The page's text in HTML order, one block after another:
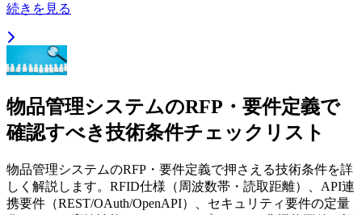
続きを見る
物品管理システムのRFP・要件定義で
確認すべき技術条件チェックリスト
物品管理システムのRFP・要件定義で押さえる技術条件を詳
しく解説します。RFID仕様（周波数帯・読取距離）、API連
携要件（REST/OAuth/OpenAPI）、セキュリティ要件の定量